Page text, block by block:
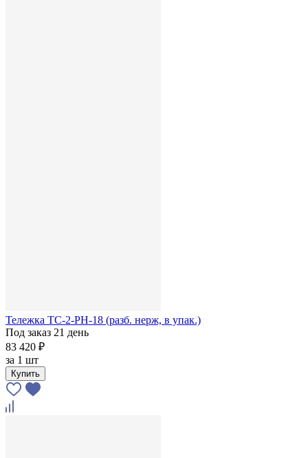
Тележка ТС-2-РН-18 (разб. нерж, в упак.)
Под заказ 21 день
83 420 ₽
за 1 шт
Купить